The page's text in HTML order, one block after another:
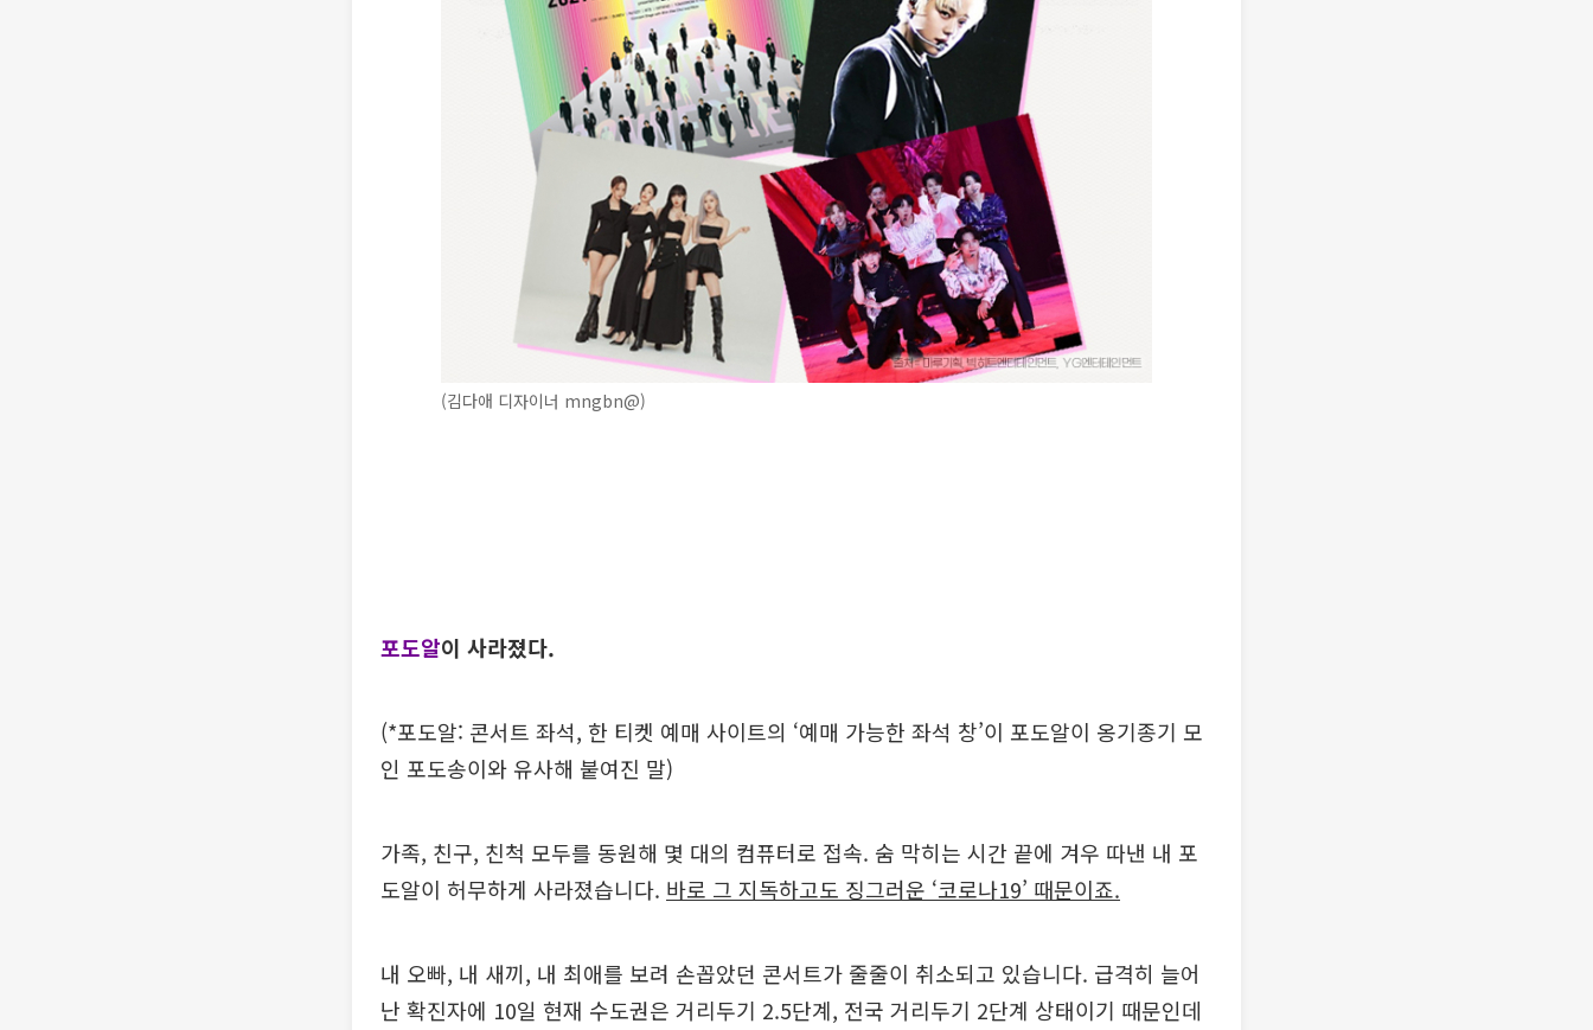
(김다애 디자이너 mngbn@)
포도알이 사라졌다.
(*포도알: 콘서트 좌석, 한 티켓 예매 사이트의 ‘예매 가능한 좌석 창’이 포도알이 옹기종기 모
인 포도송이와 유사해 붙여진 말)
가족, 친구, 친척 모두를 동원해 몇 대의 컴퓨터로 접속. 숨 막히는 시간 끝에 겨우 따낸 내 포
도알이 허무하게 사라졌습니다. 바로 그 지독하고도 징그러운 ‘코로나19’ 때문이죠.
내 오빠, 내 새끼, 내 최애를 보려 손꼽았던 콘서트가 줄줄이 취소되고 있습니다. 급격히 늘어
난 확진자에 10일 현재 수도권은 거리두기 2.5단계, 전국 거리두기 2단계 상태이기 때문인데